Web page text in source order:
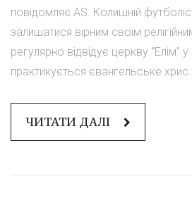
повідомляє AS. Колишній
залишатися вірним своїм
регулярно відвідує церкву "Елім"
практикується євангельське
ЧИТАТИ ДАЛІ